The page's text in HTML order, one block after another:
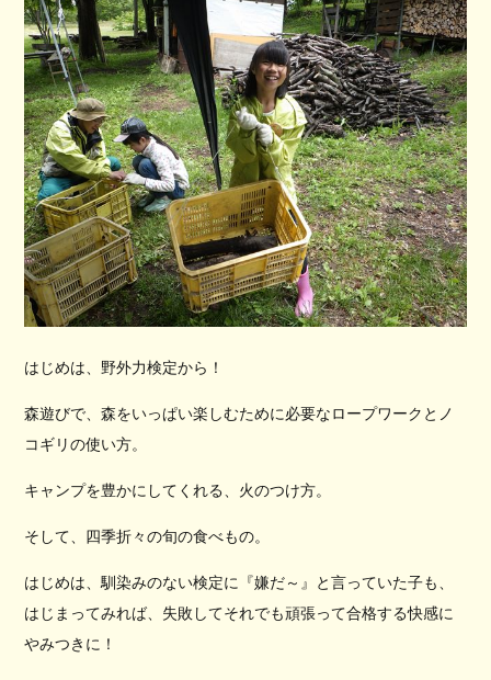
はじめは、野外力検定から！
森遊びで、森をいっぱい楽しむために必要なロープワークとノ
コギリの使い方。
キャンプを豊かにしてくれる、火のつけ方。
そして、四季折々の旬の食べもの。
はじめは、馴染みのない検定に『嫌だ～』と言っていた子も、
はじまってみれば、失敗してそれでも頑張って合格する快感に
やみつきに！